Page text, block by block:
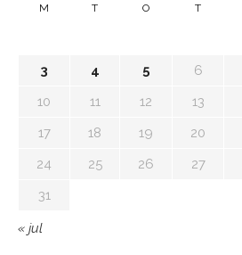
M T O T
3
4 5 6
10
11 12 13
17
18 19 20
24
25 26 27
31
« jul